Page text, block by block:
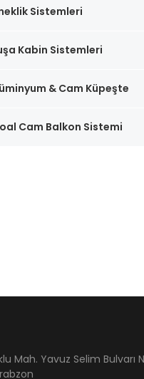
Sistemleri
Kabin Sistemleri
& Cam Küpeşte
Cam Balkon Sistemi
Mah. Yavuz Selim Bulvarı